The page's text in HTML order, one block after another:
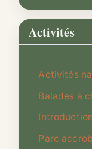
Activités
Activités
Balades à
Parc